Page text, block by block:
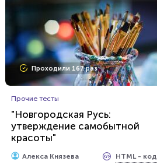
Проходили 815 раз
Тесты для дачников
Тест: АПК
(Агропромышленный
комплекс)
Awdienko HTML - код
Пройти тест
Проходили 167 раз
Прочие тесты
"Новгородская Русь:
утверждение самобытной
красоты"
Алекса Князева HTML - код